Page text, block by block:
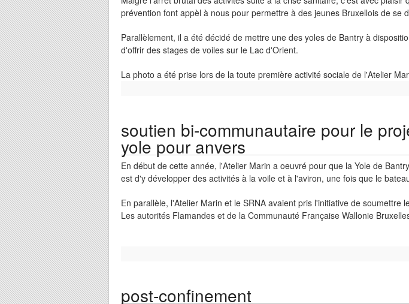
prévention font appèl à nous pour permettre à des jeunes Bruxellois de
Parallèlement, il a été décidé de mettre une des yoles de Bantry à
d'offrir des stages de voiles sur le Lac d'Orient.
La photo a été prise lors de la toute première activité sociale de l'Atelier
soutien bi-communautaire pour le
yole pour anvers
En début de cette année, l'Atelier Marin a oeuvré pour que la Yole de
est d'y développer des activités à la voile et à l'aviron, une fois que le
En parallèle, l'Atelier Marin et le SRNA avaient pris l'initiative de
Les autorités Flamandes et de la Communauté Française Wallonie
post-confinement